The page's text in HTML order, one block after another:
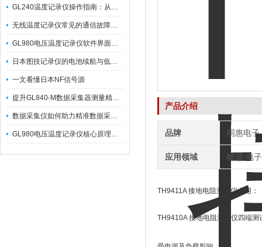
GL240温度记录仪操作指南：从开箱、接线到数据导出的标准化流程
无线温度记录仪常见的通信故障诊断与排除指南
GL980电压温度记录仪软件界面功能与使用技巧
日本图技记录仪的电池续航与低功耗模式适用场景分析
一文看懂日本NF信号源
提升GL840-M数据采集器测量精度的操作秘籍
数据采集仪如何助力精准数据采集与分析？​
GL980电压温度记录仪核心原理及行业应用
产品介绍
品牌 同惠电子
应用领域 能源,电
TH9411A接地电阻测试仪介绍：
TH9410A接地电阻测试仪四端测